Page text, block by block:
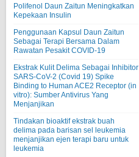
Polifenol Daun Zaitun Meningkatkan
Kepekaan Insulin
Penggunaan Kapsul Daun Zaitun
Sebagai Terapi Bersama Dalam
Rawatan Pesakit COVID-19
Ekstrak Kulit Delima Sebagai Inhibitor
SARS-CoV-2 (Covid 19) Spike
Binding to Human ACE2 Receptor (in
vitro): Sumber Antivirus Yang
Menjanjikan
Tindakan bioaktif ekstrak buah
delima pada barisan sel leukemia
menjanjikan ejen terapi baru untuk
leukemia